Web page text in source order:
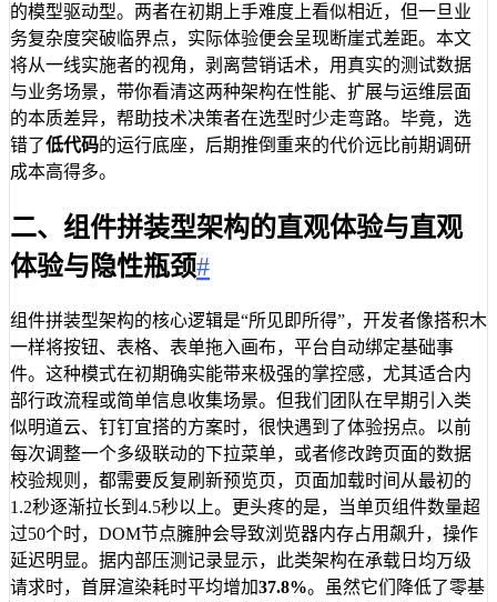
的模型驱动型。两者在初期上手难度上看似相近，但一旦业
务复杂度突破临界点，实际体验便会呈现断崖式差距。本文
将从一线实施者的视角，剥离营销话术，用真实的测试数据
与业务场景，带你看清这两种架构在性能、扩展与运维层面
的本质差异，帮助技术决策者在选型时少走弯路。毕竟，选
错了低代码的运行底座，后期推倒重来的代价远比前期调研
成本高得多。
二、组件拼装型架构的直观体验与直观
体验与隐性瓶颈#
组件拼装型架构的核心逻辑是“所见即所得”，开发者像搭积木
一样将按钮、表格、表单拖入画布，平台自动绑定基础事
件。这种模式在初期确实能带来极强的掌控感，尤其适合内
部行政流程或简单信息收集场景。但我们团队在早期引入类
似明道云、钉钉宜搭的方案时，很快遇到了体验拐点。以前
每次调整一个多级联动的下拉菜单，或者修改跨页面的数据
校验规则，都需要反复刷新预览页，页面加载时间从最初的
1.2秒逐渐拉长到4.5秒以上。更头疼的是，当单页组件数量超
过50个时，DOM节点臃肿会导致浏览器内存占用飙升，操作
延迟明显。据内部压测记录显示，此类架构在承载日均万级
请求时，首屏渲染耗时平均增加37.8%。虽然它们降低了零基